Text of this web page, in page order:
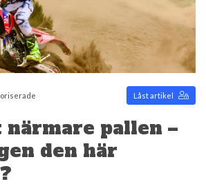
Låst artikel
pallen –
den här